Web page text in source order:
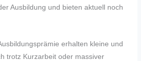
Ausbildung und bieten aktuell noch
erhalten kleine und
trotz Kurzarbeit oder massiver